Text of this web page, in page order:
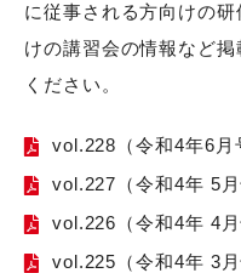
に従事される方向けの
けの講習会の情報など
ください。
vol.228（令和4年6月
vol.227（令和4年 5月
vol.226（令和4年 4月
vol.225（令和4年 3月